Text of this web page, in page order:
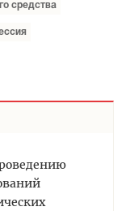
средства